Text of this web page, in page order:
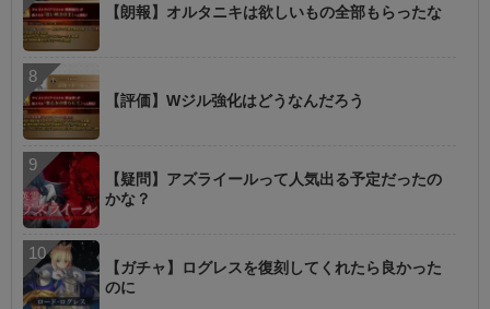
【朗報】オルタニキは欲しいもの全部もらったな
【評価】Wジル強化はどうなんだろう
【疑問】アズライールって人気出る予定だったの
かな？
【ガチャ】ログレスを復刻してくれたら良かった
のに